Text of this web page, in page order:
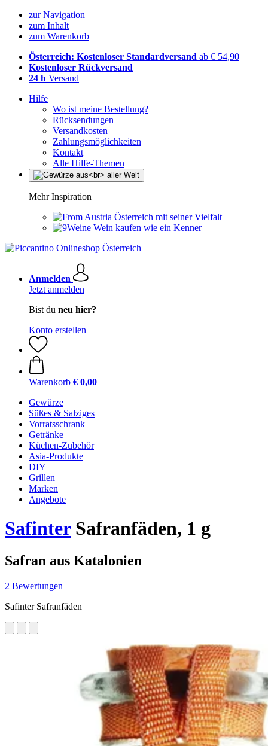
zur Navigation
zum Inhalt
zum Warenkorb
Österreich: Kostenloser Standardversand ab € 54,90
Kostenloser Rückversand
24 h Versand
Hilfe
Wo ist meine Bestellung?
Rücksendungen
Versandkosten
Zahlungsmöglichkeiten
Kontakt
Alle Hilfe-Themen
Mehr Inspiration
Österreich mit seiner Vielfalt
Wein kaufen wie ein Kenner
Anmelden
Jetzt anmelden
Bist du neu hier?
Konto erstellen
Warenkorb € 0,00
Gewürze
Süßes & Salziges
Vorratsschrank
Getränke
Küchen-Zubehör
Asia-Produkte
DIY
Grillen
Marken
Angebote
SafinterSafranfäden, 1 g
Safran aus Katalonien
2 Bewertungen
Safinter Safranfäden